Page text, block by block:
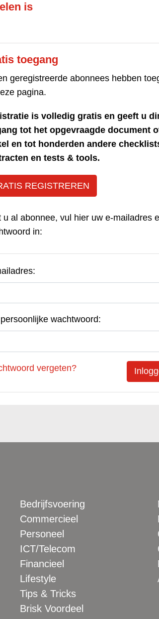
is
toegang
geregistreerde abonnees hebben
pagina.
is volledig gratis en geeft u
tot het opgevraagde document
en tot honderden andere
en tests & tools.
REGISTREREN
u al abonnee, vul hier uw e-mailadres
in:
wachtwoord:
vergeten?
Bedrijfsvoering
Commercieel
Personeel
ICT/Telecom
Financieel
Lifestyle
Tips & Tricks
Brisk Voordeel